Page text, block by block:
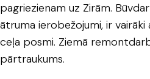
pagriezienam uz Zirām.
ātruma ierobežojumi, ir vairāki
ceļa posmi. Ziemā
pārtraukums.